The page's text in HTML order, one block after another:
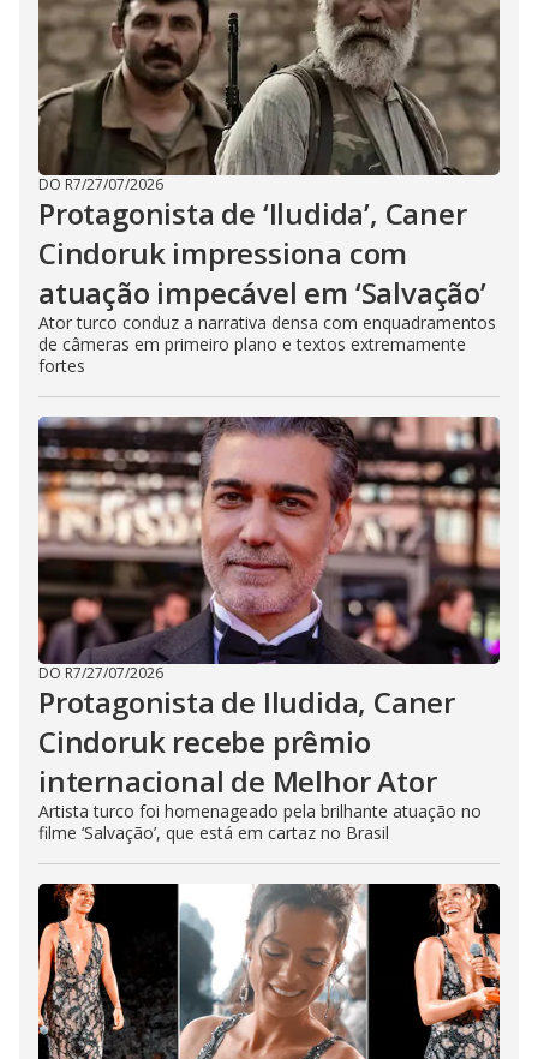
DO R7/27/07/2026
Protagonista de ‘Iludida’, Caner
Cindoruk impressiona com
atuação impecável em ‘Salvação’
Ator turco conduz a narrativa densa com enquadramentos
de câmeras em primeiro plano e textos extremamente
fortes
DO R7/27/07/2026
Protagonista de Iludida, Caner
Cindoruk recebe prêmio
internacional de Melhor Ator
Artista turco foi homenageado pela brilhante atuação no
filme ‘Salvação’, que está em cartaz no Brasil